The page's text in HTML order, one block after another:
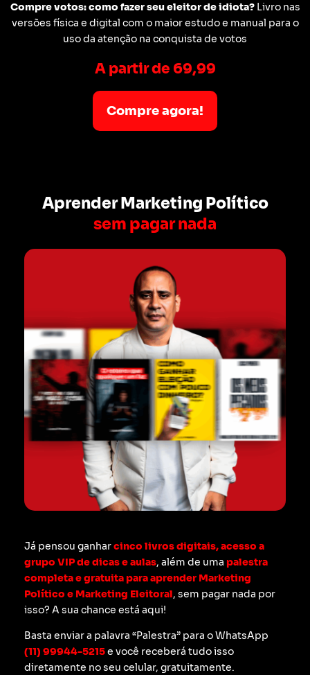
Compre votos: como fazer seu eleitor de idiota?Livro nas
versões física e digital com o maior estudo e manual para o
uso da atenção na conquista de votos
A partir de 69,99
Compre agora!
Aprender Marketing Político
sem pagar nada
Já pensou ganharcinco livros digitais, acesso a
grupo VIP de dicas e aulas, além de uma palestra
completa e gratuita para aprender Marketing
Político e Marketing Eleitoral, sem pagar nada por
isso? A sua chance está aqui!
Basta enviar a palavra “Palestra” para o WhatsApp
(11) 99944-5215e você receberá tudo isso
diretamente no seu celular, gratuitamente.